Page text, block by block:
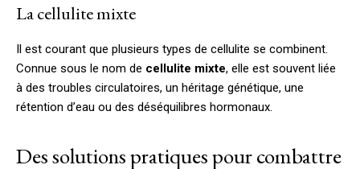
La cellulite mixte
Il est courant que plusieurs types de cellulite se combinent.
Connue sous le nom de cellulite mixte, elle est souvent liée
à des troubles circulatoires, un héritage génétique, une
rétention d’eau ou des déséquilibres hormonaux.
Des solutions pratiques pour combattre